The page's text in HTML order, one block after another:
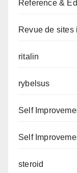
Reference &
Revue de sites
ritalin
rybelsus
Self
Self
steroid